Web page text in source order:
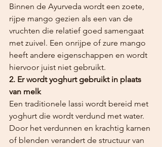
Binnen de Ayurveda wordt een zoete,
rijpe mango gezien als een van de
vruchten die relatief goed samengaat
met zuivel. Een onrijpe of zure mango
heeft andere eigenschappen en wordt
hiervoor juist niet gebruikt.
2. Er wordt yoghurt gebruikt in plaats
van melk
Een traditionele lassi wordt bereid met
yoghurt die wordt verdund met water.
Door het verdunnen en krachtig karnen
of blenden verandert de structuur van